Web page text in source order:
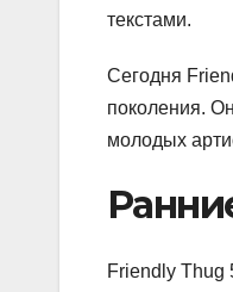
текстами.
Сегодня
поколения.
молодых
Friendly Thug